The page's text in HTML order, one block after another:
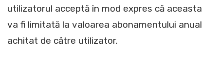
utilizatorul acceptă în mod expres că aceasta
va fi limitată la valoarea abonamentului anual
achitat de către utilizator.